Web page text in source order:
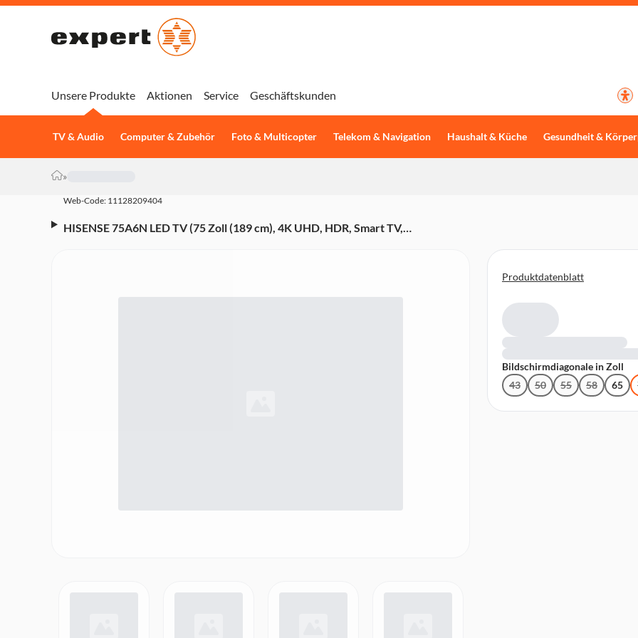
Unsere Produkte
TV & Audio Computer & Zubehör Foto & Multicopter Telekom & Navigation Haushalt & Küche Gesundheit &
Aktionen Service Geschäftskunden
»
Web-Code: 11128209404
HISENSE 75A6N LED TV (75 Zoll (189 cm), 4K UHD, HDR, Smart TV,
Produktdatenblatt
Bildschirmdiagonale in Zoll
43
50 55 58 65